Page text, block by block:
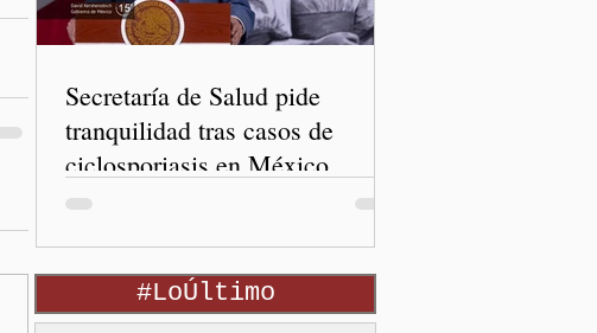
Secretaría de Salud pide
tranquilidad tras casos de
ciclosporiasis en México
#LoÚltimo